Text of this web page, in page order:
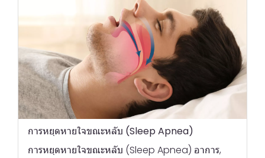
การหยุดหายใจขณะหลับ (Sleep Apnea)
การหยุดหายใจขณะหลับ (Sleep Apnea) อาการ,